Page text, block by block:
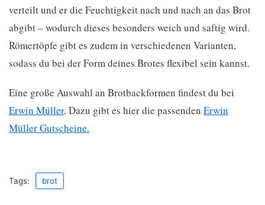
verteilt und er die Feuchtigkeit nach und nach an das Brot
abgibt – wodurch dieses besonders weich und saftig wird.
Römertöpfe gibt es zudem in verschiedenen Varianten,
sodass du bei der Form deines Brotes flexibel sein kannst.
Eine große Auswahl an Brotbackformen findest du bei
Erwin Müller. Dazu gibt es hier die passenden Erwin
Müller Gutscheine.
Tags: brot